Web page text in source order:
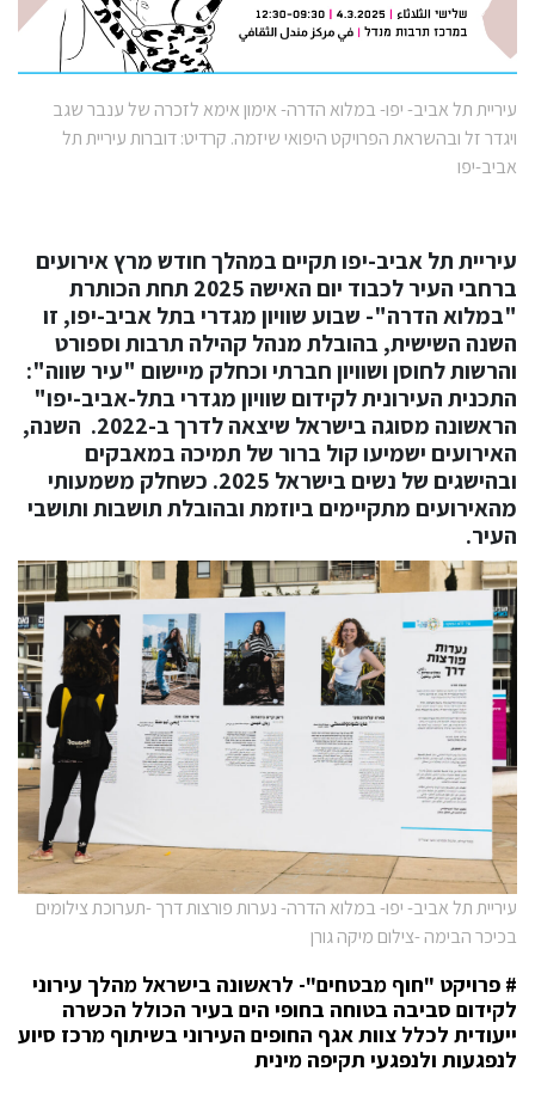
עיריית תל אביב- יפו- במלוא הדרה- אימון אימא לזכרה של ענבר שגב
ויגדר זל ובהשראת הפרויקט היפואי שיזמה. קרדיט: דוברות עיריית תל
אביב-יפו
עיריית תל אביב-יפותקייםבמהלך חודש מרץאירועים
ברחבי העיר לכבוד יום האישה 2025 תחת הכותרת
"במלוא הדרה"- שבוע שוויון מגדרי בתל אביב-יפו, זו
השנה השישית, בהובלת מנהל קהילה תרבות וספורט
והרשות לחוסן ושוויון חברתיוכחלק מיישום "עיר שווה":
התכנית העירונית לקידום שוויון מגדרי בתל-אביב-יפו"
הראשונה מסוגה בישראל שיצאה לדרך ב-2022. השנה,
האירועים ישמיעו קול ברור של תמיכה במאבקים
ובהישגים של נשים בישראל 2025. כשחלק משמעותי
מהאירועים מתקיימים ביוזמת ובהובלת תושבות ותושבי
העיר.
עיריית תל אביב- יפו- במלוא הדרה- נערות פורצות דרך -תערוכת צילומים
בכיכר הבימה -צילום מיקה גורן
# פרויקט "חוף מבטחים"- לראשונה בישראל מהלך עירוני
לקידום סביבה בטוחה בחופי הים בעיר הכולל הכשרה
ייעודית לכלל צוות אגף החופים העירוני בשיתוף מרכז סיוע
לנפגעות ולנפגעי תקיפה מינית